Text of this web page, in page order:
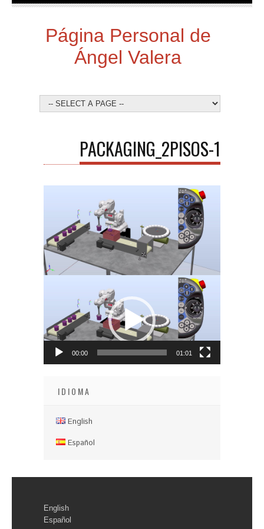
Página Personal de
Ángel Valera
PACKAGING_2PISOS-1
00:00 01:01
IDIOMA
English
Español
English
Español